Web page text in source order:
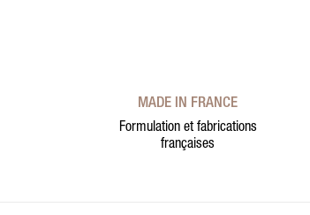
MADE IN FRANCE
Formulation et fabrications
françaises